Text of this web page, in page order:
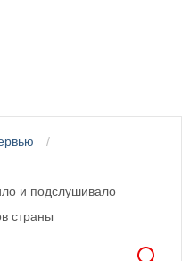
и подслушивало
страны